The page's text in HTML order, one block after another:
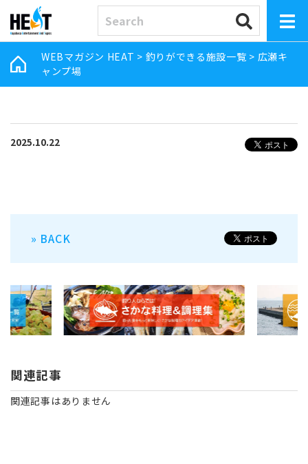
WEBマガジン HEAT > 釣りができる施設一覧 > 広瀬キ
ャンプ場
2025.10.22
» BACK
関連記事
関連記事はありません